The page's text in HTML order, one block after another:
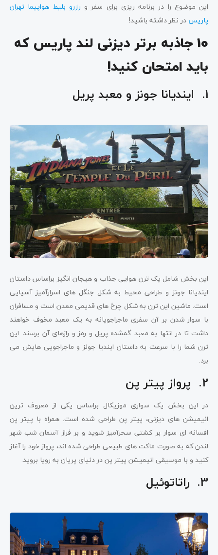
این موضوع را در برنامه ریزی برای سفر و رزرو بلیط هواپیما تهران
پاریس در نظر داشته باشید!
10 جاذبه برتر دیزنی لند پاریس که
باید امتحان کنید!
1. ایندیانا جونز و معبد پریل
این بخش شامل یک ترن هوایی جذاب و هیجان انگیز براساس داستان
ایندیانا جونز و طراحی محیط به شکل جنگل های اسرارآمیز آسیایی
است. ماشین این ترن به شکل چرخ های قدیمی معدن است و مسافران
با سوار شدن بر آن سفری ماجراجویانه به یک معبد مخوف خواهند
داشت تا در انتها به معبد گمشده پریل و رمز و رازهای آن برسند. این
ترن شما را با سرعت به داستان ایندیا جونز و ماجراجویی هایش می
برد.
2. پرواز پیتر پن
در این بخش یک سواری موزیکال براساس یکی از معروف ترین
انیمیشن های دیزنی، پیتر پن طراحی شده است. همراه با پیتر پن
افسانه ای سوار بر کشتی سحرآمیز شوید و بر فراز آسمان شب شهر
لندن که به صورت ماکت های طبیعی طراحی شده اند، پرواز خود را آغاز
کنید و با موسیقی انیمیشن پیتر پن در دنیای پریان به رویا بروید.
3. راتاتوئیل